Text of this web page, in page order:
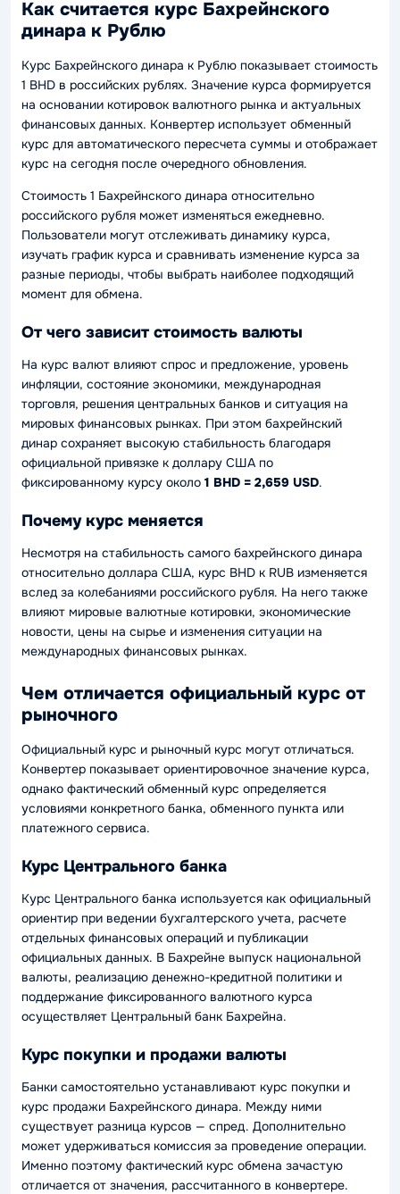
Как считается курс Бахрейнского
динара к Рублю
Курс Бахрейнского динара к Рублю показывает стоимость
1 BHD в российских рублях. Значение курса формируется
на основании котировок валютного рынка и актуальных
финансовых данных. Конвертер использует обменный
курс для автоматического пересчета суммы и отображает
курс на сегодня после очередного обновления.
Стоимость 1 Бахрейнского динара относительно
российского рубля может изменяться ежедневно.
Пользователи могут отслеживать динамику курса,
изучать график курса и сравнивать изменение курса за
разные периоды, чтобы выбрать наиболее подходящий
момент для обмена.
От чего зависит стоимость валюты
На курс валют влияют спрос и предложение, уровень
инфляции, состояние экономики, международная
торговля, решения центральных банков и ситуация на
мировых финансовых рынках. При этом бахрейнский
динар сохраняет высокую стабильность благодаря
официальной привязке к доллару США по
фиксированному курсу около 1 BHD = 2,659 USD.
Почему курс меняется
Несмотря на стабильность самого бахрейнского динара
относительно доллара США, курс BHD к RUB изменяется
вслед за колебаниями российского рубля. На него также
влияют мировые валютные котировки, экономические
новости, цены на сырье и изменения ситуации на
международных финансовых рынках.
Чем отличается официальный курс от
рыночного
Официальный курс и рыночный курс могут отличаться.
Конвертер показывает ориентировочное значение курса,
однако фактический обменный курс определяется
условиями конкретного банка, обменного пункта или
платежного сервиса.
Курс Центрального банка
Курс Центрального банка используется как официальный
ориентир при ведении бухгалтерского учета, расчете
отдельных финансовых операций и публикации
официальных данных. В Бахрейне выпуск национальной
валюты, реализацию денежно-кредитной политики и
поддержание фиксированного валютного курса
осуществляет Центральный банк Бахрейна.
Курс покупки и продажи валюты
Банки самостоятельно устанавливают курс покупки и
курс продажи Бахрейнского динара. Между ними
существует разница курсов — спред. Дополнительно
может удерживаться комиссия за проведение операции.
Именно поэтому фактический курс обмена зачастую
отличается от значения, рассчитанного в конвертере.